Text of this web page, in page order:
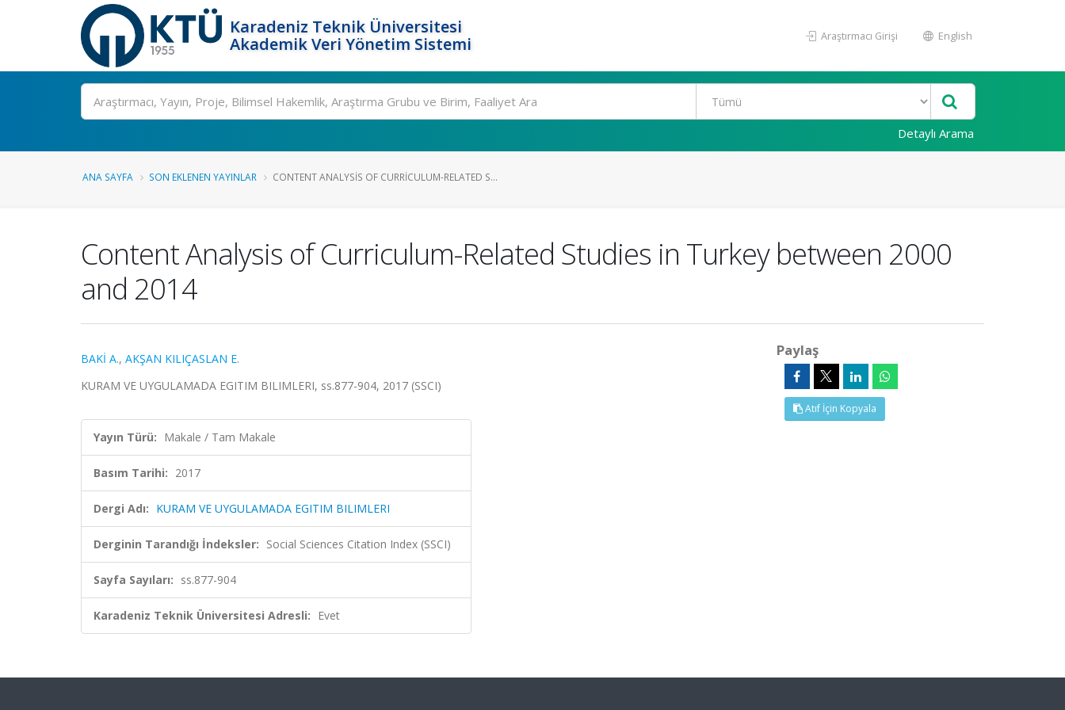
Karadeniz Teknik Üniversitesi
Akademik Veri Yönetim Sistemi
Araştırmacı Girişi English
Ara
Detaylı Arama
ANA SAYFA SON EKLENEN YAYINLAR CONTENT ANALYSIS OF CURRICULUM-RELATED S...
Content Analysis of Curriculum-Related Studies in Turkey between 2000
and 2014
BAKİ A., AKŞAN KILIÇASLAN E.
KURAM VE UYGULAMADA EGITIM BILIMLERI, ss.877-904, 2017 (SSCI)
Yayın Türü: Makale / Tam Makale
Basım Tarihi: 2017
Dergi Adı: KURAM VE UYGULAMADA EGITIM BILIMLERI
Derginin Tarandığı İndeksler: Social Sciences Citation Index (SSCI)
Sayfa Sayıları: ss.877-904
Karadeniz Teknik Üniversitesi Adresli: Evet
Paylaş
Atıf İçin Kopyala